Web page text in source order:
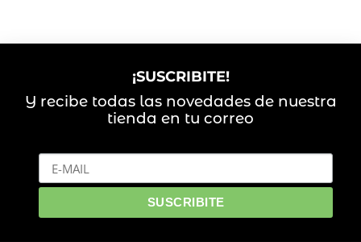
¡SUSCRIBITE!
Y recibe todas las novedades de nuestra
tienda en tu correo